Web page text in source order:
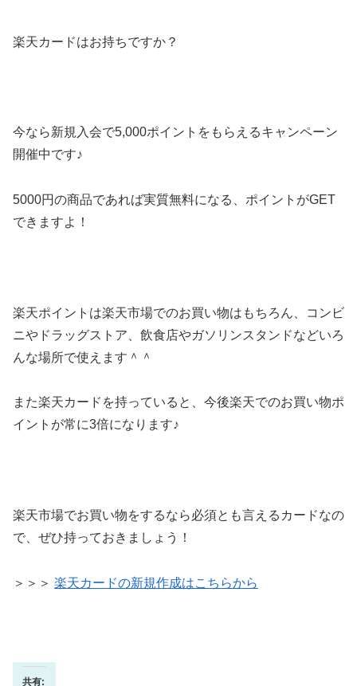
楽天カードはお持ちですか？
今なら新規入会で5,000ポイントをもらえるキャンペーン
開催中です♪
5000円の商品であれば実質無料になる、ポイントがGET
できますよ！
楽天ポイントは楽天市場でのお買い物はもちろん、コンビ
ニやドラッグストア、飲食店やガソリンスタンドなどいろ
んな場所で使えます＾＾
また楽天カードを持っていると、今後楽天でのお買い物ポ
イントが常に3倍になります♪
楽天市場でお買い物をするなら必須とも言えるカードなの
で、ぜひ持っておきましょう！
＞＞＞ 楽天カードの新規作成はこちらから
共有: